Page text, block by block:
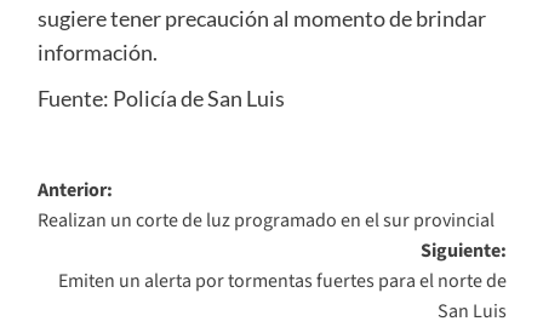
sugiere tener precaución al momento de brindar
información.
Fuente: Policía de San Luis
Navegación
de
entradas
Anterior:
Realizan un corte de luz programado en el sur provincial
Siguiente:
Emiten un alerta por tormentas fuertes para el norte de
San Luis